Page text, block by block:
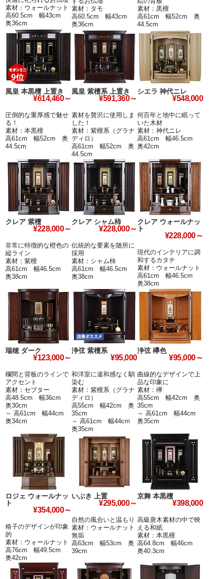
素材：ウォールナット
高60.5cm 幅43cm
奥36cm
素材：タモ
高60.5cm 幅43cm
奥36cm
素材：黒檀
高61cm 幅52cm 奥
44.5cm
風皇 本黒檀 上置き
¥614,460～
圧倒的な重厚感で魅せ
る！
素材：本黒檀
高61cm 幅52cm 奥
44.5cm
風皇 紫檀系 上置き
¥591,360～
素材を贅沢に使用しま
した！
素材：紫檀系（グラナ
ディロ）
高61cm 幅52cm 奥
44.5cm
シエラ 神代ニレ
¥548,000
何百年と地中に眠って
いた木材
素材：神代ニレ
高61cm 幅46.5cm
奥42cm
クレア 紫檀
¥228,000～
非常に特徴的な橙色の
縦ライン
素材：紫檀
高61cm 幅46.5cm
奥38cm
クレア シャム柿
¥228,000～
伝統的な要素を随所に
採用
素材：シャム柿
高61cm 幅46.5cm
奥38cm
クレア ウォールナッ
ト
¥228,000～
現代のインテリアに調
和するカタチ
素材：ウォールナット
高61cm 幅46.5cm
奥38cm
瑞穂 ダーク
¥123,000～
欄間と背板のラインで
アクセント
素材：セプター
高48.5cm 幅36cm
奥30cm
～ 高61cm 幅44cm
奥34cm
浄弦 紫檀系
¥95,000
和洋室に違和感なく馴
染む
素材：紫檀系（グラナ
ディロ）
高55cm 幅42cm 奥
35cm
～ 高61cm 幅44cm
奥35cm
浄弦 欅色
¥95,000～
曲線的なデザインで上
品な印象に
素材：欅
高55cm 幅42cm 奥
35cm
～ 高61cm 幅44cm
奥35cm
ロジェ ウォールナッ
ト
¥354,000～
格子のデザインが印象
的
素材：ウォールナット
高76cm 幅49.5cm
奥42cm
いぶき 上置
¥295,000～
自然の風合いと温もり
素材：ウォールナット
無垢
高63cm 幅53cm 奥
39cm
京舞 本黒檀
¥398,000
高級唐木素材の中で映
える和紙
素材：本黒檀
高64.8cm 幅46cm
奥40.3cm